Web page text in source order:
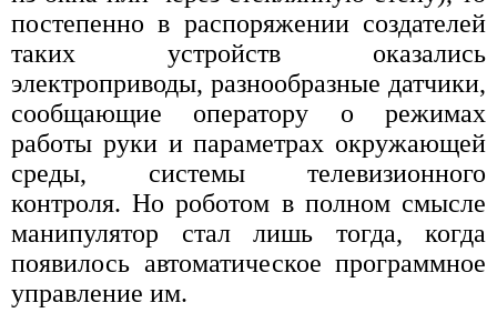
постепенно в распоряжении создателей
таких устройств оказались
электроприводы, разнообразные датчики,
сообщающие оператору о режимах
работы руки и параметрах окружающей
среды, системы телевизионного
контроля. Но роботом в полном смысле
манипулятор стал лишь тогда, когда
появилось автоматическое программное
управление им.